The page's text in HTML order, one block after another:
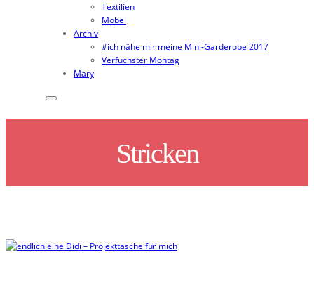
Textilien
Möbel
Archiv
#ich nähe mir meine Mini-Garderobe 2017
Verfuchster Montag
Mary
Stricken